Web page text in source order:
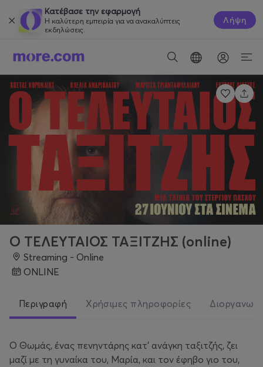
Κατέβασε την εφαρμογή
Η καλύτερη εμπειρία για να ανακαλύπτεις
εκδηλώσεις.
Λήψη
Ο ΤΕΛΕΥΤΑΙΟΣ ΤΑΞΙΤΖΗΣ (online)
Streaming - Online
ONLINE
Περιγραφή Χρήσιμες πληροφορίες
Ο Θωμάς, ένας πενηντάρης κατ’ ανάγκη ταξιτζής, ζει
μαζί με τη γυναίκα του, Μαρία, και τον έφηβο γιο του,